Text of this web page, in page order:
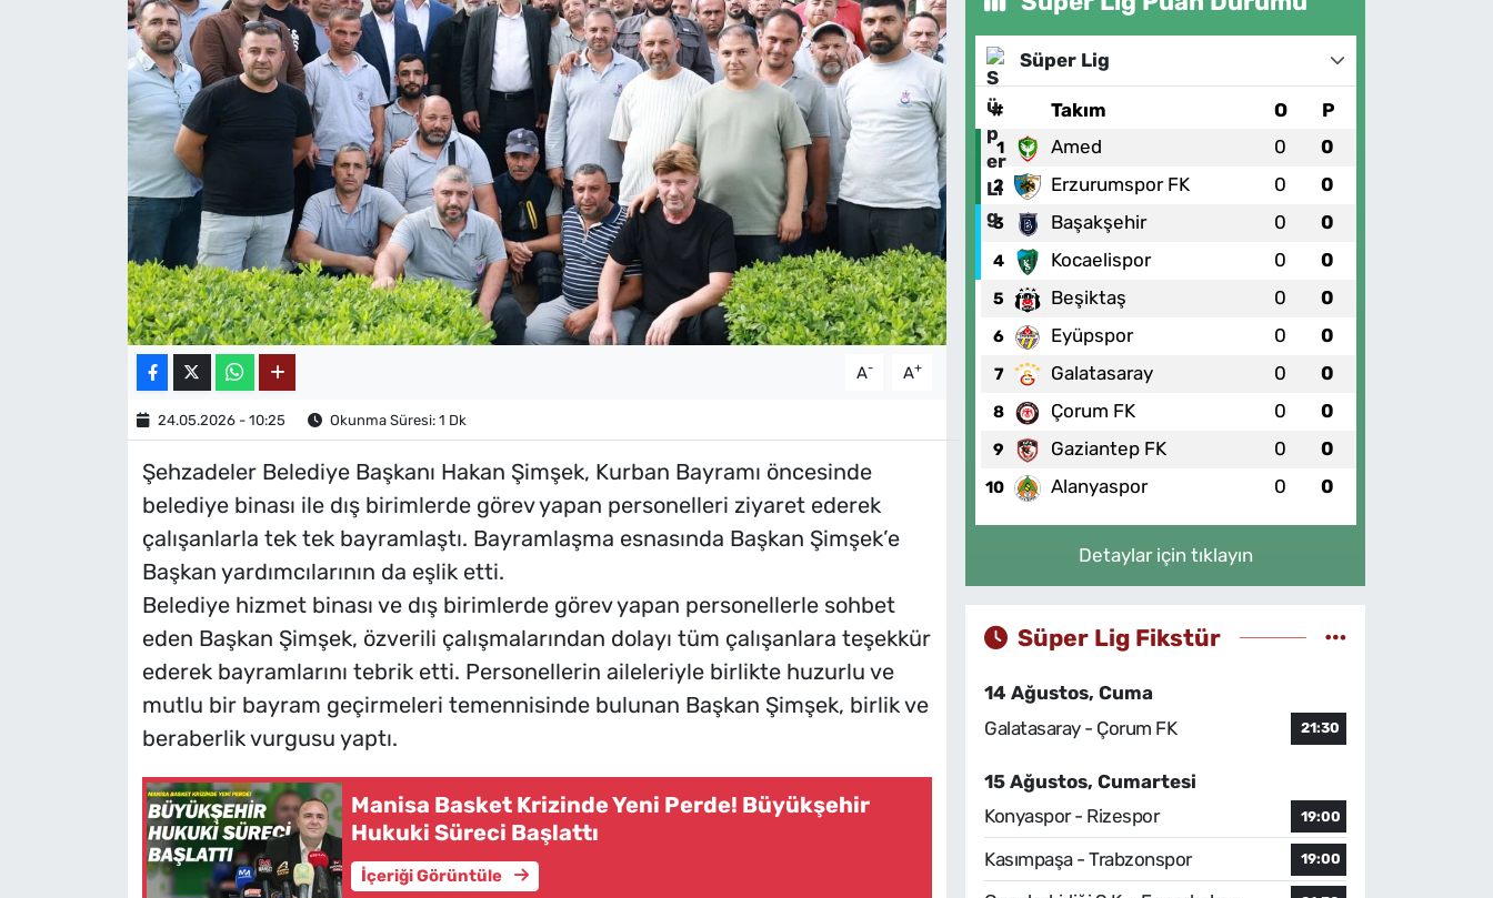
A- A+
24.05.2026 - 10:25 Okunma Süresi: 1 Dk
Şehzadeler Belediye Başkanı Hakan Şimşek, Kurban Bayramı öncesinde
belediye binası ile dış birimlerde görev yapan personelleri ziyaret ederek
çalışanlarla tek tek bayramlaştı. Bayramlaşma esnasında Başkan Şimşek’e
Başkan yardımcılarının da eşlik etti.
Belediye hizmet binası ve dış birimlerde görev yapan personellerle sohbet
eden Başkan Şimşek, özverili çalışmalarından dolayı tüm çalışanlara teşekkür
ederek bayramlarını tebrik etti. Personellerin aileleriyle birlikte huzurlu ve
mutlu bir bayram geçirmeleri temennisinde bulunan Başkan Şimşek, birlik ve
beraberlik vurgusu yaptı.
Manisa Basket Krizinde Yeni Perde! Büyükşehir
Hukuki Süreci Başlattı
İçeriği Görüntüle
Süper Lig
# Takım O P
1 Amed 0 0
2 Erzurumspor FK 0 0
3 Başakşehir 0 0
4 Kocaelispor 0 0
5 Beşiktaş 0 0
6 Eyüpspor 0 0
7 Galatasaray 0 0
8 Çorum FK 0 0
9 Gaziantep FK 0 0
10 Alanyaspor 0 0
Detaylar için tıklayın
Süper Lig Fikstür
14 Ağustos, Cuma
Galatasaray - Çorum FK
21:30
15 Ağustos, Cumartesi
Konyaspor - Rizespor
19:00
Kasımpaşa - Trabzonspor 19:00
MAGAZİN